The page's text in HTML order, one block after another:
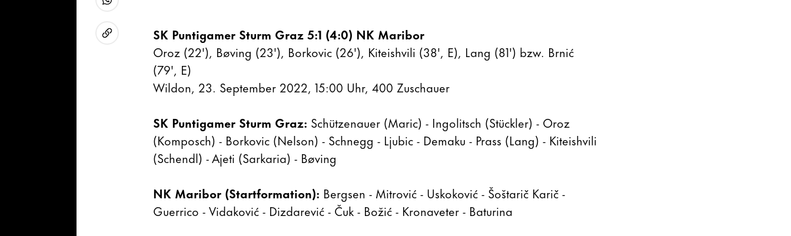
URL kopieren
SK Puntigamer Sturm Graz 5:1 (4:0) NK Maribor
Oroz (22'), Bøving (23'), Borkovic (26'), Kiteishvili (38', E), Lang (81') bzw. Brnić
(79', E)
Wildon, 23. September 2022, 15:00 Uhr, 400 Zuschauer
SK Puntigamer Sturm Graz: Schützenauer (Maric) - Ingolitsch (Stückler) - Oroz
(Komposch) - Borkovic (Nelson) - Schnegg - Ljubic - Demaku - Prass (Lang) - Kiteishvili
(Schendl) - Ajeti (Sarkaria) - Bøving
NK Maribor (Startformation): Bergsen - Mitrović - Uskoković - Šoštarič Karič -
Guerrico - Vidaković - Dizdarević - Čuk - Božić - Kronaveter - Baturina